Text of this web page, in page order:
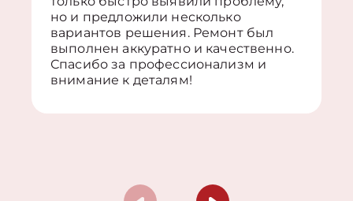
но и предложили несколько
вариантов решения. Ремонт был
выполнен аккуратно и качественно.
Спасибо за профессионализм и
внимание к деталям!